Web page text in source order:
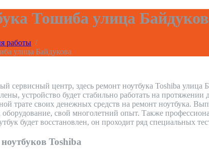
Тошиба улица
работы /
улица Байдукова
сервисный центр, здесь ремонт ноутбука Toshiba
устройство будет стабильно работать на
трате своих денежных средств на ремонт ноутбука.
свой многолетний опыт. Также
будет восстановлен, он проходит ряд специальных
Toshiba